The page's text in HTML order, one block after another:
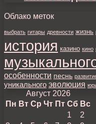
Облако меток
выбрать гитары древности жизнь
история казино кино
особенности песнь
уникального эволюция
Август 2026
Пн Вт Ср Чт Пт Сб Вс
1
2